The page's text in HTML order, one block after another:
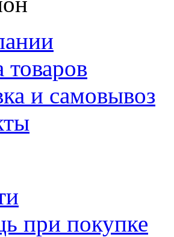
товаров
и самовывоз
при покупке